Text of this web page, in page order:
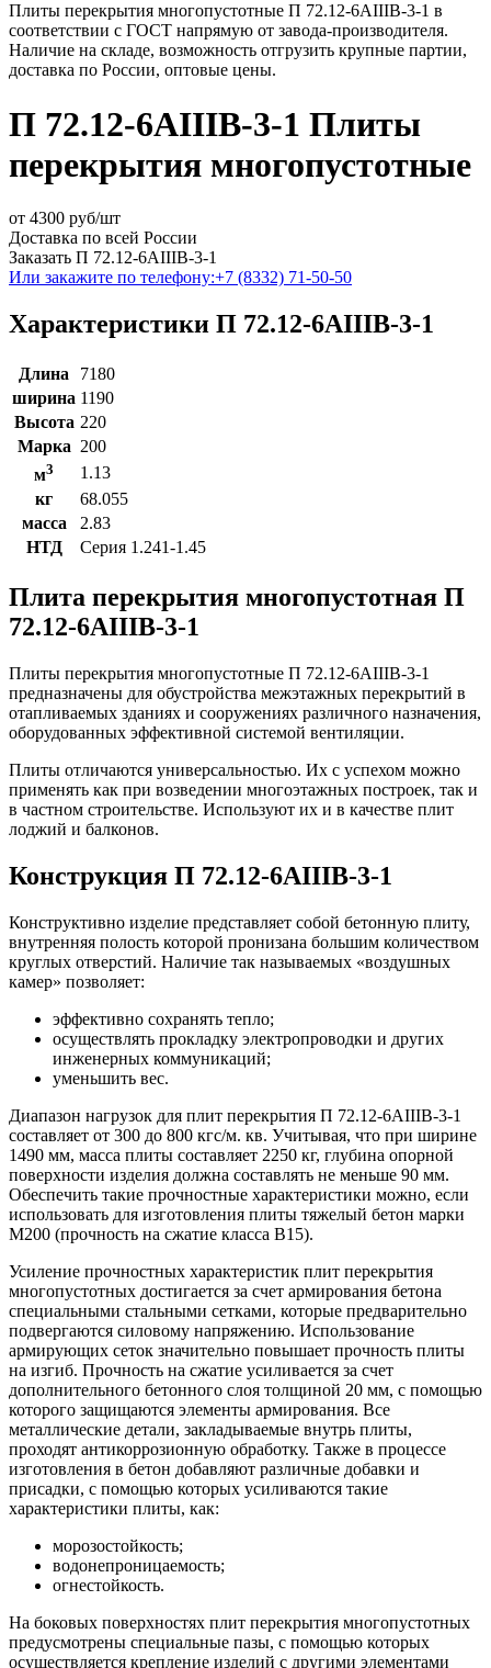
Плиты перекрытия многопустотные П 72.12-6АIIIВ-3-1 в
соответствии с ГОСТ напрямую от завода-производителя.
Наличие на складе, возможность отгрузить крупные партии,
доставка по России, оптовые цены.
П 72.12-6АIIIВ-3-1 Плиты
перекрытия многопустотные
от 4300 руб/шт
Доставка по всей России
Заказать П 72.12-6АIIIВ-3-1
Или закажите по телефону:+7 (8332) 71-50-50
Характеристики П 72.12-6АIIIВ-3-1
Длина
7180
ширина 1190
Высота 220
Марка 200
м3
1.13
кг
68.055
масса
2.83
НТД
Серия 1.241-1.45
Плита перекрытия многопустотная П
72.12-6АIIIВ-3-1
Плиты перекрытия многопустотные П 72.12-6АIIIВ-3-1
предназначены для обустройства межэтажных перекрытий в
отапливаемых зданиях и сооружениях различного назначения,
оборудованных эффективной системой вентиляции.
Плиты отличаются универсальностью. Их с успехом можно
применять как при возведении многоэтажных построек, так и
в частном строительстве. Используют их и в качестве плит
лоджий и балконов.
Конструкция П 72.12-6АIIIВ-3-1
Конструктивно изделие представляет собой бетонную плиту,
внутренняя полость которой пронизана большим количеством
круглых отверстий. Наличие так называемых «воздушных
камер» позволяет:
эффективно сохранять тепло;
осуществлять прокладку электропроводки и других
инженерных коммуникаций;
уменьшить вес.
Диапазон нагрузок для плит перекрытия П 72.12-6АIIIВ-3-1
составляет от 300 до 800 кгс/м. кв. Учитывая, что при ширине
1490 мм, масса плиты составляет 2250 кг, глубина опорной
поверхности изделия должна составлять не меньше 90 мм.
Обеспечить такие прочностные характеристики можно, если
использовать для изготовления плиты тяжелый бетон марки
М200 (прочность на сжатие класса В15).
Усиление прочностных характеристик плит перекрытия
многопустотных достигается за счет армирования бетона
специальными стальными сетками, которые предварительно
подвергаются силовому напряжению. Использование
армирующих сеток значительно повышает прочность плиты
на изгиб. Прочность на сжатие усиливается за счет
дополнительного бетонного слоя толщиной 20 мм, с помощью
которого защищаются элементы армирования. Все
металлические детали, закладываемые внутрь плиты,
проходят антикоррозионную обработку. Также в процессе
изготовления в бетон добавляют различные добавки и
присадки, с помощью которых усиливаются такие
характеристики плиты, как:
морозостойкость;
водонепроницаемость;
огнестойкость.
На боковых поверхностях плит перекрытия многопустотных
предусмотрены специальные пазы, с помощью которых
осуществляется крепление изделий с другими элементами